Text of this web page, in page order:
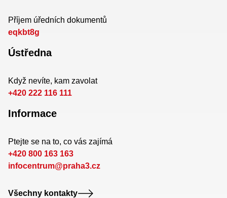
Příjem úředních dokumentů
eqkbt8g
Ústředna
Když nevíte, kam zavolat
+420 222 116 111
Informace
Ptejte se na to, co vás zajímá
+420 800 163 163
infocentrum@praha3.cz
Všechny kontakty